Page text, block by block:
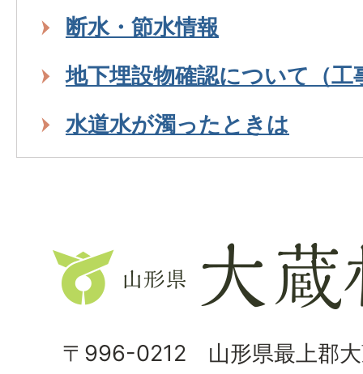
断水・節水情報
地下埋設物確認について（工
水道水が濁ったときは
山
形
大
〒996-0212 山形県最上郡